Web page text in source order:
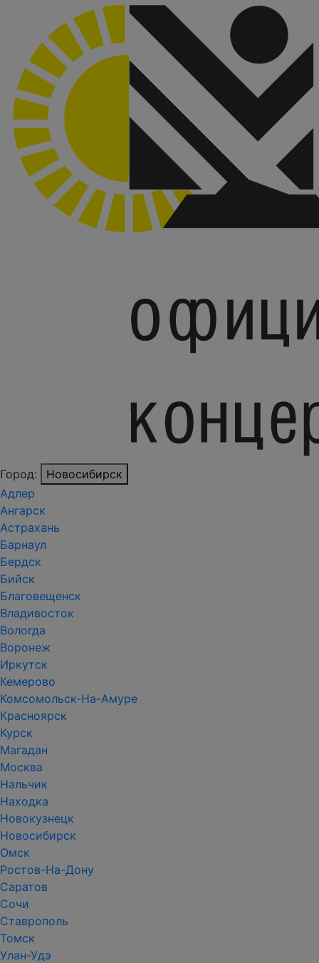
Город:
Новосибирск
Адлер
Ангарск
Астрахань
Барнаул
Бердск
Бийск
Благовещенск
Владивосток
Вологда
Воронеж
Иркутск
Кемерово
Комсомольск-На-Амуре
Красноярск
Курск
Магадан
Москва
Нальчик
Находка
Новокузнецк
Новосибирск
Омск
Ростов-На-Дону
Саратов
Сочи
Ставрополь
Томск
Улан-Удэ